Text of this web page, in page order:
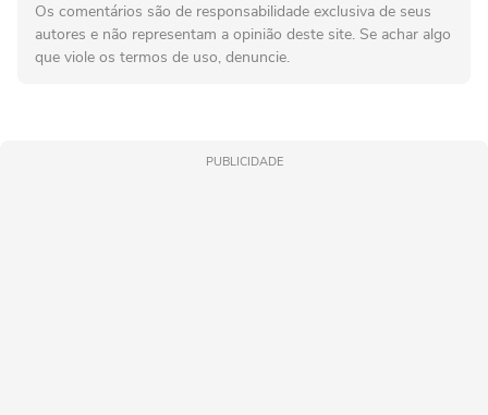
Os comentários são de responsabilidade exclusiva de seus
autores e não representam a opinião deste site. Se achar algo
que viole os termos de uso, denuncie.
PUBLICIDADE